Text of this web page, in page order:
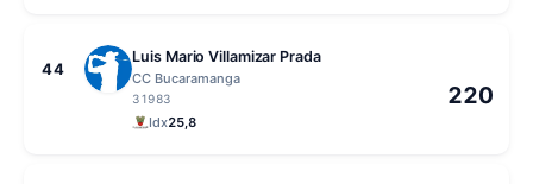
44
Luis Mario Villamizar Prada
CC Bucaramanga
31983
Idx25,8
220